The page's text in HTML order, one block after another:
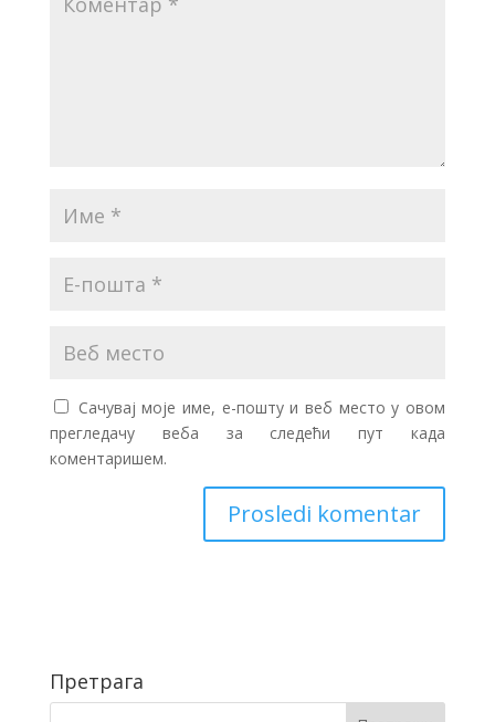
Сачувај моје име, е-пошту и веб место у овом
прегледачу веба за следећи пут када
коментаришем.
Претрага